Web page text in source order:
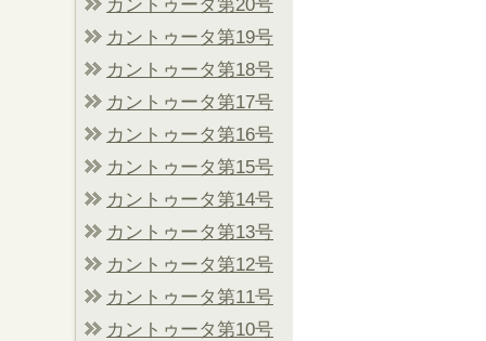
カントゥータ第20号
カントゥータ第19号
カントゥータ第18号
カントゥータ第17号
カントゥータ第16号
カントゥータ第15号
カントゥータ第14号
カントゥータ第13号
カントゥータ第12号
カントゥータ第11号
カントゥータ第10号